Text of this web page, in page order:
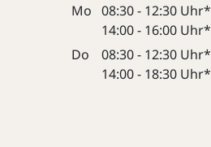
Mo 08:30 - 12:30 Uhr*
14:00 - 16:00 Uhr*
Do
08:30 - 12:30 Uhr*
14:00 - 18:30 Uhr*